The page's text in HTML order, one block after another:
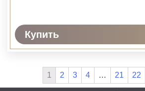
Купить
1 2 3 4 … 21 22